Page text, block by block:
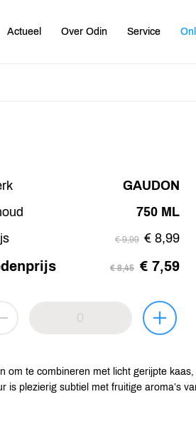
Actueel Over Odin Service
GAUDON
750 ML
€ 9,99 € 8,99
€ 8,45 € 7,59
om te combineren met licht gerijpte kaas,
is plezierig subtiel met fruitige aroma’s